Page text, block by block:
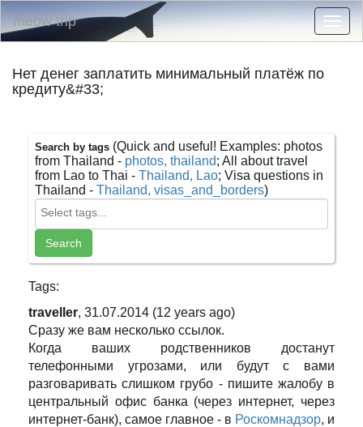
meow trip
Нет денег заплатить минимальный платёж по
кредиту&#33;
Search by tags (Quick and useful! Examples: photos
from Thailand - photos, thailand; All about travel
from Lao to Thai - Thailand, Lao; Visa questions in
Thailand - Thailand, visas_and_borders)
Tags:
traveller, 31.07.2014 (12 years ago)
Сразу же вам несколько ссылок.
Когда ваших родственников достанут
телефонными угрозами, или будут с вами
разговаривать слишком грубо - пишите жалобу в
центральный офис банка (через интернет, через
интернет-банк), самое главное - в Роскомнадзор, и